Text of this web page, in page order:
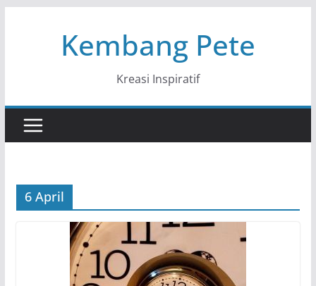
Kembang Pete
Kreasi Inspiratif
6 April